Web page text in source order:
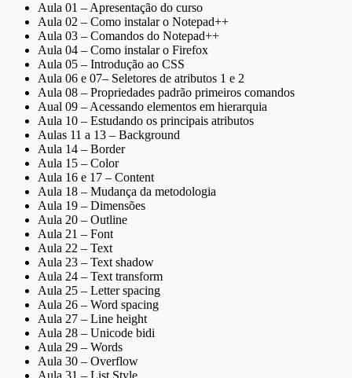
Aula 01 – Apresentação do curso
Aula 02 – Como instalar o Notepad++
Aula 03 – Comandos do Notepad++
Aula 04 – Como instalar o Firefox
Aula 05 – Introdução ao CSS
Aula 06 e 07– Seletores de atributos 1 e 2
Aula 08 – Propriedades padrão primeiros comandos
Aual 09 – Acessando elementos em hierarquia
Aula 10 – Estudando os principais atributos
Aulas 11 a 13 – Background
Aula 14 – Border
Aula 15 – Color
Aula 16 e 17 – Content
Aula 18 – Mudança da metodologia
Aula 19 – Dimensões
Aula 20 – Outline
Aula 21 – Font
Aula 22 – Text
Aula 23 – Text shadow
Aula 24 – Text transform
Aula 25 – Letter spacing
Aula 26 – Word spacing
Aula 27 – Line height
Aula 28 – Unicode bidi
Aula 29 – Words
Aula 30 – Overflow